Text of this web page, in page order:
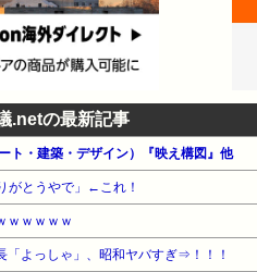
.netの最新記事
ト・建築・デザイン）『映え構図』他
がとうやで」←これ！
ｗｗｗｗｗ
「よっしゃ」、昭和ヤバすぎ⇒！！！